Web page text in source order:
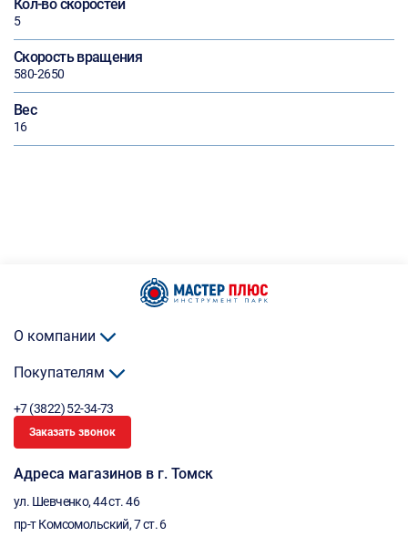
Кол-во скоростей
5
Скорость вращения
580-2650
Вес
16
О компании
Покупателям
+7 (3822) 52-34-73
Заказать звонок
Адреса магазинов в г. Томск
ул. Шевченко, 44 ст. 46
пр-т Комсомольский, 7 ст. 6